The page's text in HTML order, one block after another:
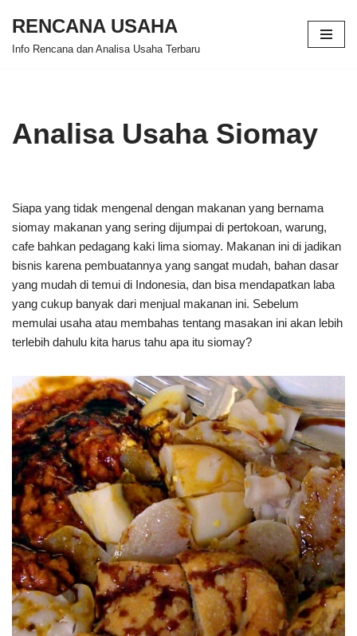
Skip
RENCANA USAHA
Info Rencana dan Analisa Usaha Terbaru
Analisa Usaha Siomay
Siapa yang tidak mengenal dengan makanan yang bernama
siomay makanan yang sering dijumpai di pertokoan, warung,
cafe bahkan pedagang kaki lima siomay. Makanan ini di jadikan
bisnis karena pembuatannya yang sangat mudah, bahan dasar
yang mudah di temui di Indonesia, dan bisa mendapatkan laba
yang cukup banyak dari menjual makanan ini. Sebelum
memulai usaha atau membahas tentang masakan ini akan lebih
terlebih dahulu kita harus tahu apa itu siomay?